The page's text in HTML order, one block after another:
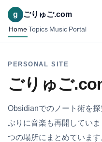
g ごりゅご.com
Home Topics Music Portal
PERSONAL SITE
ごりゅご
Obsidianでのノート術を
ぶりに音楽も再開してい
つの場所にまとめています